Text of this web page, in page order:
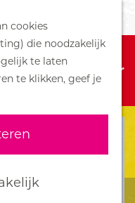
cookies
die noodzakelijk
te laten
te klikken, geef je
is niet meer
aanbod
voor
opties.